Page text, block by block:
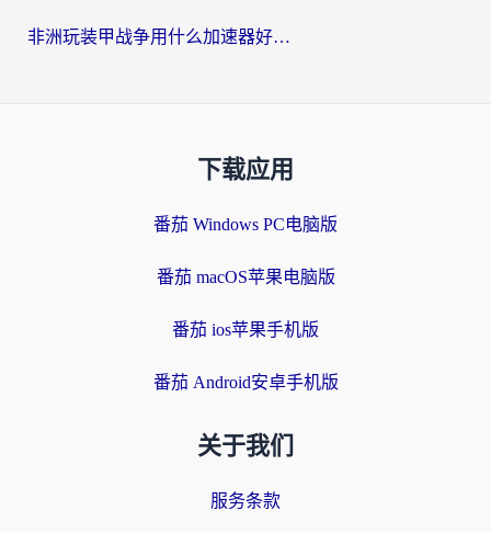
非洲玩装甲战争用什么加速器好？海外党亲测有效的国服游戏加速方案
下载应用
番茄 Windows PC电脑版
番茄 macOS苹果电脑版
番茄 ios苹果手机版
番茄 Android安卓手机版
关于我们
服务条款